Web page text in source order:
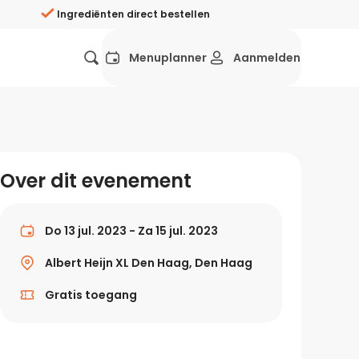
Ingrediënten direct bestellen
Wat eten we vandaag?
Gezonde recepten
Recepten avondeten
Menuplanner Aanmelden
Over dit evenement
Do 13 jul. 2023 - Za 15 jul. 2023
Albert Heijn XL Den Haag, Den Haag
Gratis toegang